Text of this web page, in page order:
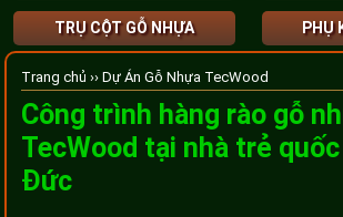
TRỤ CỘT GỖ NHỰA PHỤ
Trang chủ ›› Dự Án Gỗ Nhựa TecWood
Công trình hàng rào gỗ
TecWood tại nhà trẻ
Đức